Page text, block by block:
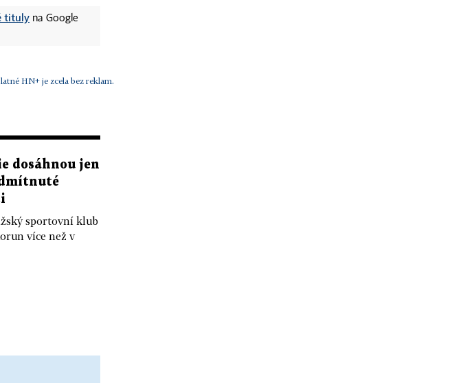
tituly na Google
HN+ je zcela bez reklam.
dosáhnou jen
sportovní klub
více než v